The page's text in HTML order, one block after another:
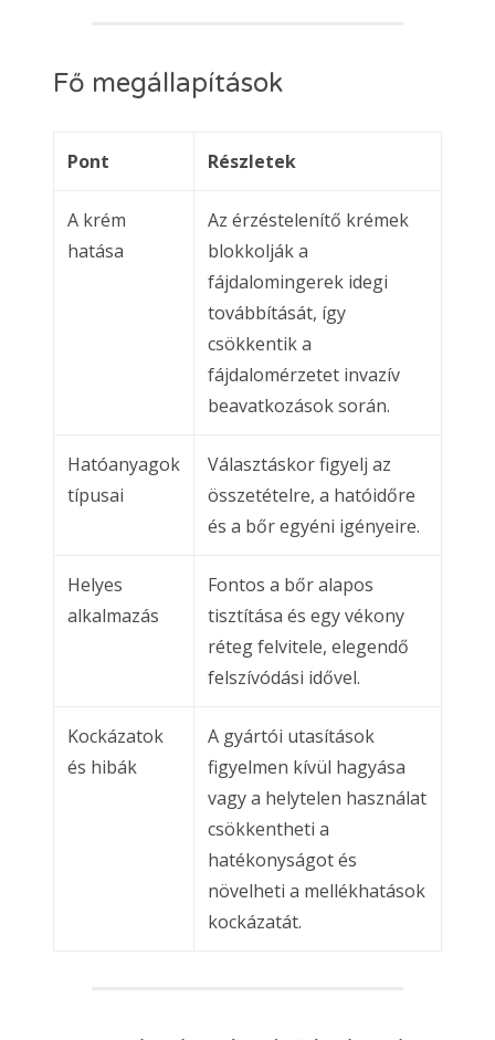
Fő megállapítások
Pont Részletek
A krém
hatása
Az érzéstelenítő krémek
blokkolják a
fájdalomingerek idegi
továbbítását, így
csökkentik a
fájdalomérzetet invazív
beavatkozások során.
Hatóanyagok
típusai
Választáskor figyelj az
összetételre, a hatóidőre
és a bőr egyéni igényeire.
Helyes
alkalmazás
Fontos a bőr alapos
tisztítása és egy vékony
réteg felvitele, elegendő
felszívódási idővel.
Kockázatok
és hibák
A gyártói utasítások
figyelmen kívül hagyása
vagy a helytelen használat
csökkentheti a
hatékonyságot és
növelheti a mellékhatások
kockázatát.